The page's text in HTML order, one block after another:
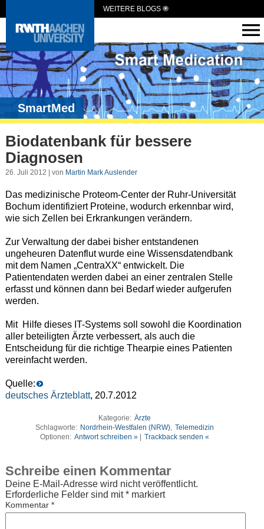
WEITERE BLOGS
SmartMed
Biodatenbank für bessere
Diagnosen
26. Juli 2012 | von Martin Mark Auslender
Das medizinische Proteom-Center der Ruhr-Universität
Bochum identifiziert Proteine, wodurch erkennbar wird,
wie sich Zellen bei Erkrankungen verändern.
Zur Verwaltung der dabei bisher entstandenen
ungeheuren Datenflut wurde eine Wissensdatendbank
mit dem Namen „CentraXX“ entwickelt. Die
Patientendaten werden dabei an einer zentralen Stelle
erfasst und können dann bei Bedarf wieder aufgerufen
werden.
Mit Hilfe dieses IT-Systems soll sowohl die Koordination
aller beteiligten Ärzte verbessert, als auch die
Entscheidung für die richtige Thearpie eines Patienten
vereinfacht werden.
Quelle:
deutsches Ärzteblatt, 20.7.2012
Kategorie: Ärzte
Schlagworte: Nordrhein-Westfalen (NRW), Telemedizin
Optionen: Antwort schreiben » Trackback senden «
Schreibe einen Kommentar
Deine E-Mail-Adresse wird nicht veröffentlicht.
Erforderliche Felder sind mit*markiert
Kommentar *